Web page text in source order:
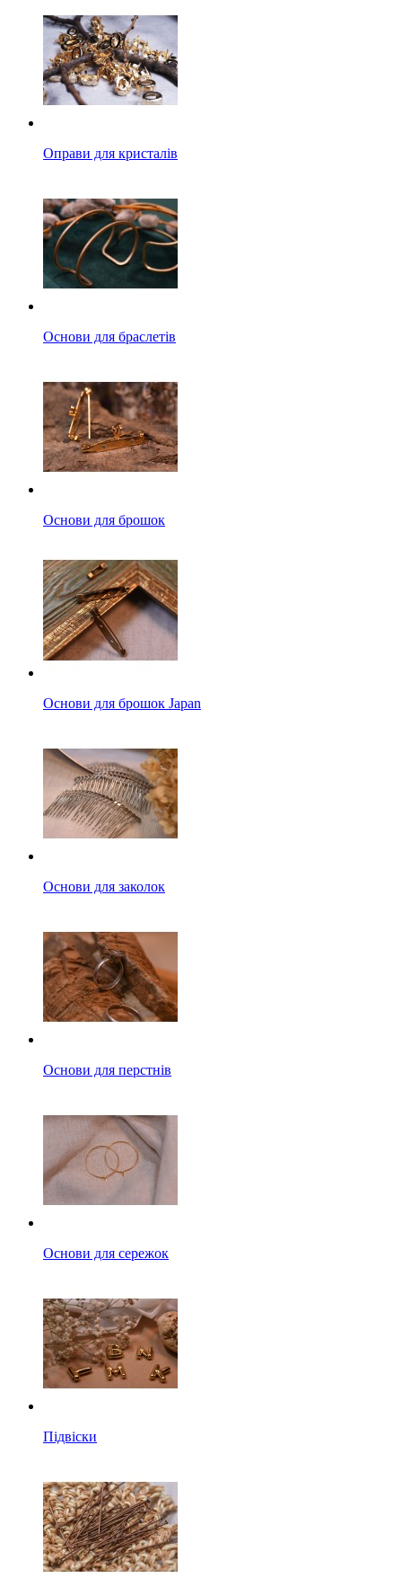
Оправи для кристалів
Основи для браслетів
Основи для брошок
Основи для брошок Japan
Основи для заколок
Основи для перстнів
Основи для сережок
Підвіски